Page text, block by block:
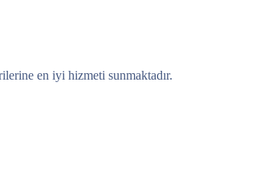
en iyi hizmeti sunmaktadır.